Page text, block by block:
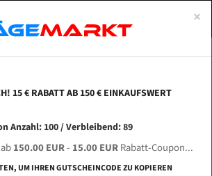
4235 für 4115 mm Bi-Metall
Bandsägeblätter
×
15 € RABATT AB 150 € EINKAUFSWERT
Anzahl: 100 / Verbleibend: 89
150.00 EUR- 15.00 EURRabatt-Coupon...
UM IHREN GUTSCHEINCODE ZU KOPIEREN